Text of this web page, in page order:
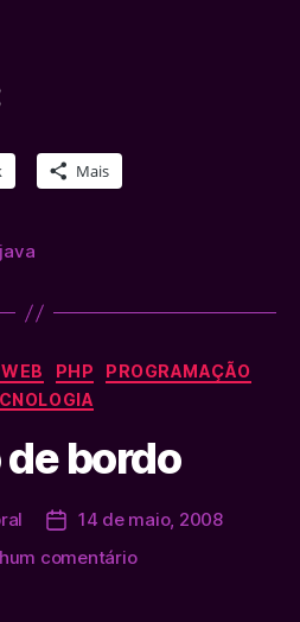
Mais
java
Categorias
PHP
PROGRAMAÇÃO
de bordo
Data14 de maio, 2008
comentárioem